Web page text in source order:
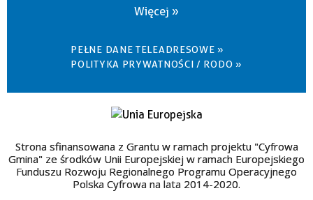
Więcej »
PEŁNE DANE TELEADRESOWE »
POLITYKA PRYWATNOŚCI / RODO »
Strona sfinansowana z Grantu w ramach projektu "Cyfrowa
Gmina" ze środków Unii Europejskiej w ramach Europejskiego
Funduszu Rozwoju Regionalnego Programu Operacyjnego
Polska Cyfrowa na lata 2014-2020.